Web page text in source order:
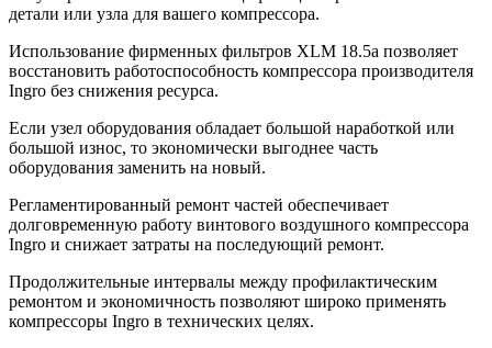
детали или узла для вашего компрессора.
Использование фирменных фильтров XLM 18.5a позволяет
восстановить работоспособность компрессора производителя
Ingro без снижения ресурса.
Если узел оборудования обладает большой наработкой или
большой износ, то экономически выгоднее часть
оборудования заменить на новый.
Регламентированный ремонт частей обеспечивает
долговременную работу винтового воздушного компрессора
Ingro и снижает затраты на последующий ремонт.
Продолжительные интервалы между профилактическим
ремонтом и экономичность позволяют широко применять
компрессоры Ingro в технических целях.